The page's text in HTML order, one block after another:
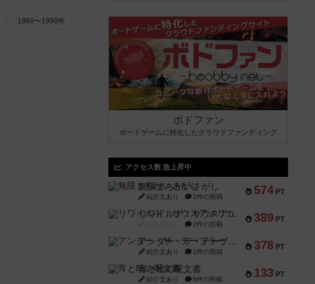
1980〜1990年
ボドファン
ボードゲームに特化したクラウドファンディング
アクセス数 急上昇中
574 PT
無限まちがいさがし
紹介文あり 2件の投稿
389 PT
リワイルド：サウスアメリカ
2件の投稿
378 PT
アンダー・ザ・テーブラー
紹介文あり 1件の投稿
133 PT
宵と暁の呪文書
紹介文あり 8件の投稿